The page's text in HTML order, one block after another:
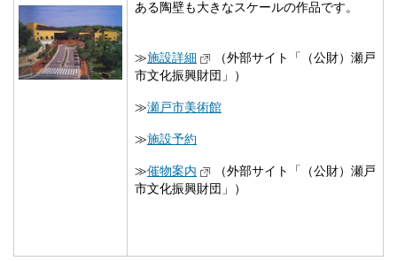
ある陶壁も大きなスケールの作品です。
≫施設詳細
（外部サイト「（公財）瀬戸
市文化振興財団」）
≫瀬戸市美術館
≫施設予約
≫催物案内
（外部サイト「（公財）瀬戸
市文化振興財団」）